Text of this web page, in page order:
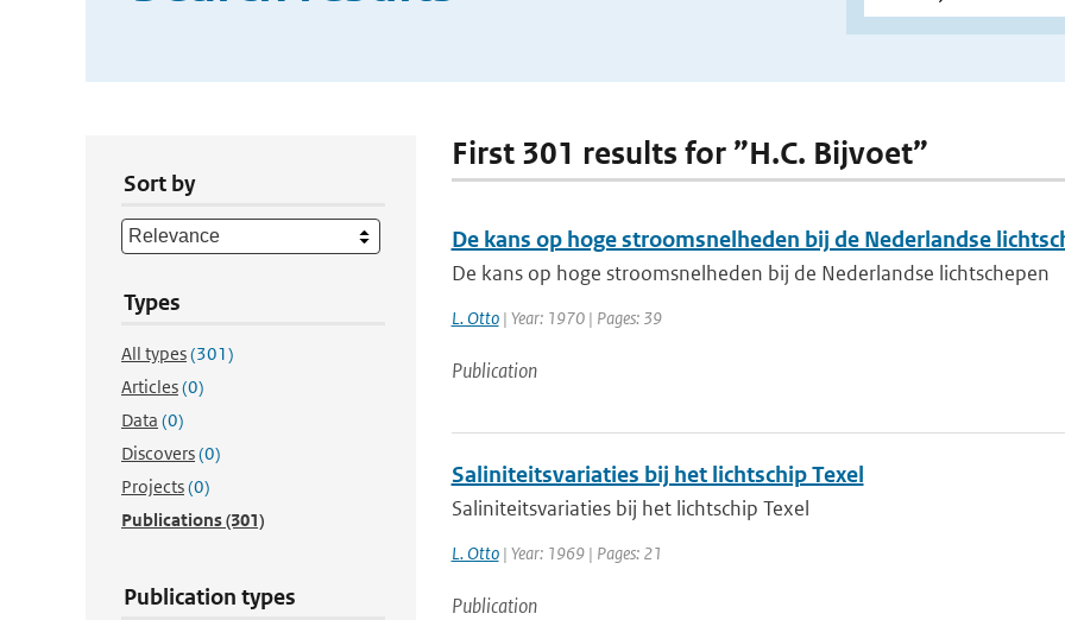
Sort by
Types
All types(301)
Articles(0)
Data (0)
Discovers(0)
Projects(0)
Publications(301)
Publication types
First 301 results for ”H.C. Bijvoet”
De kans op hoge stroomsnelheden bij de Nederlandse
De kans op hoge stroomsnelheden bij de Nederlandse lichtschepen
L. Otto| Year: 1970 | Pages: 39
Publication
Saliniteitsvariaties bij het lichtschip Texel
Saliniteitsvariaties bij het lichtschip Texel
L. Otto| Year: 1969 | Pages: 21
Publication